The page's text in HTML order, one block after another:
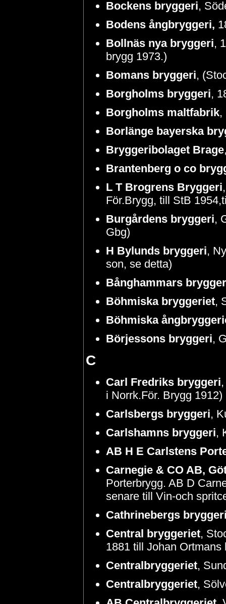
Bockens bryggeri,
Bodens ångbryggeri,
Bollnäs nya bryggeri,
brygg 1973.)
Bomans bryggeri,
Borgholms bryggeri,
Borgholms maltfabrik,
Borlänge bayerska
Bryggeribolaget Brage
Brantenberg o co
L T Brogrens Bryggeri
För.Brygg, till StB
Burgårdens bryggeri,
Gbg)
H Bylunds bryggeri,
son, se detta)
Bånghammars
Böhmiska bryggeriet,
Böhmiska
Börjessons bryggeri,
C
Carl Fredriks bryggeri
i Norrk.För. Brygg 1912)
Carlsbergs bryggeri,
Carlshamns bryggeri,
AB H E Carlstens
Carnegie & CO AB,
Porterbrygg. AB D
senare till Vin-och
Cathrinebergs
Central bryggeriet,
1881 till Johan
Centralbryggeriet,
Centralbryggeriet,